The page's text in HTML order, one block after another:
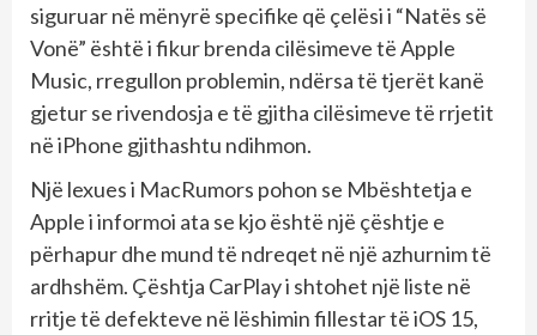
siguruar në mënyrë specifike që çelësi i “Natës së
Vonë” është i fikur brenda cilësimeve të Apple
Music, rregullon problemin, ndërsa të tjerët kanë
gjetur se rivendosja e të gjitha cilësimeve të rrjetit
në iPhone gjithashtu ndihmon.
Një lexues i MacRumors pohon se Mbështetja e
Apple i informoi ata se kjo është një çështje e
përhapur dhe mund të ndreqet në një azhurnim të
ardhshëm. Çështja CarPlay i shtohet një liste në
rritje të defekteve në lëshimin fillestar të iOS 15,